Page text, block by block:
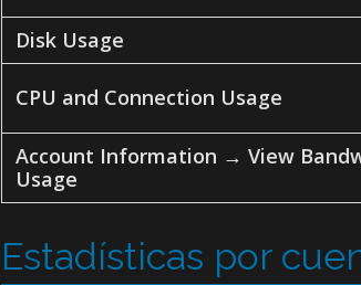
Disk Usage
CPU and Connection Usage
Account Information → View
Usage
Estadísticas por